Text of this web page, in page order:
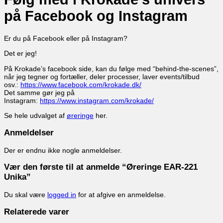
på Facebook og Instagram
Er du på Facebook eller på Instagram?
Det er jeg!
På Krokade’s facebook side, kan du følge med “behind-the-scenes”,
når jeg tegner og fortæller, deler processer, laver events/tilbud
osv.: https://www.facebook.com/krokade.dk/
Det samme gør jeg på
Instagram: https://www.instagram.com/krokade/
Se hele udvalget af øreringe her.
Anmeldelser
Der er endnu ikke nogle anmeldelser.
Vær den første til at anmelde “Øreringe EAR-221
Unika”
Du skal være logged in for at afgive en anmeldelse.
Relaterede varer